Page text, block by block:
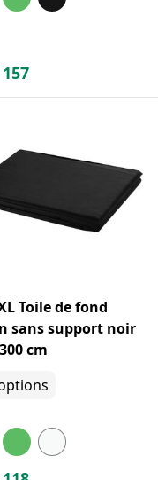
157
Toile de fond
sans support noir
cm